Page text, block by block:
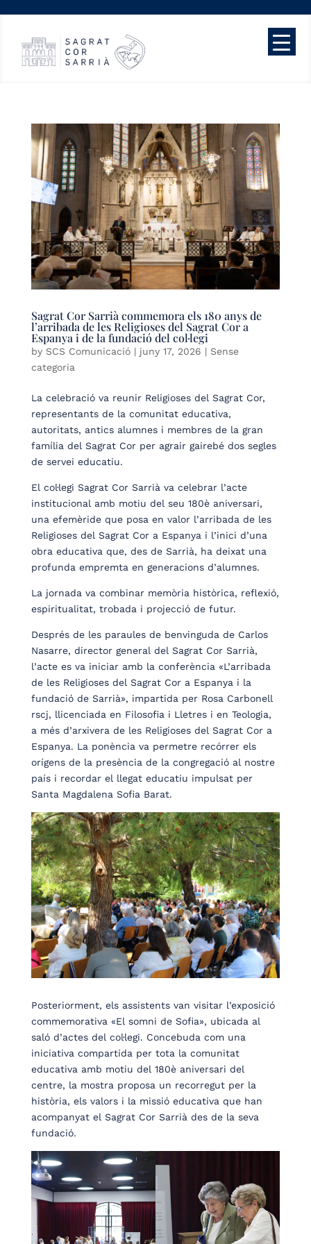
Sagrat Cor Sarrià commemora els 180 anys de
l’arribada de les Religioses del Sagrat Cor a
Espanya i de la fundació del col·legi
by SCS Comunicació| juny 17, 2026 | Sense
categoria
La celebració va reunir Religioses del Sagrat Cor,
representants de la comunitat educativa,
autoritats, antics alumnes i membres de la gran
família del Sagrat Cor per agrair gairebé dos segles
de servei educatiu.
El col·legi Sagrat Cor Sarrià va celebrar l’acte
institucional amb motiu del seu 180è aniversari,
una efemèride que posa en valor l’arribada de les
Religioses del Sagrat Cor a Espanya i l’inici d’una
obra educativa que, des de Sarrià, ha deixat una
profunda empremta en generacions d’alumnes.
La jornada va combinar memòria històrica, reflexió,
espiritualitat, trobada i projecció de futur.
Després de les paraules de benvinguda de Carlos
Nasarre, director general del Sagrat Cor Sarrià,
l’acte es va iniciar amb la conferència «L’arribada
de les Religioses del Sagrat Cor a Espanya i la
fundació de Sarrià», impartida per Rosa Carbonell
rscj, llicenciada en Filosofia i Lletres i en Teologia,
a més d’arxivera de les Religioses del Sagrat Cor a
Espanya. La ponència va permetre recórrer els
orígens de la presència de la congregació al nostre
país i recordar el llegat educatiu impulsat per
Santa Magdalena Sofia Barat.
Posteriorment, els assistents van visitar l’exposició
commemorativa «El somni de Sofia», ubicada al
saló d’actes del col·legi. Concebuda com una
iniciativa compartida per tota la comunitat
educativa amb motiu del 180è aniversari del
centre, la mostra proposa un recorregut per la
història, els valors i la missió educativa que han
acompanyat el Sagrat Cor Sarrià des de la seva
fundació.